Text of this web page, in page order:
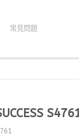
常見問題